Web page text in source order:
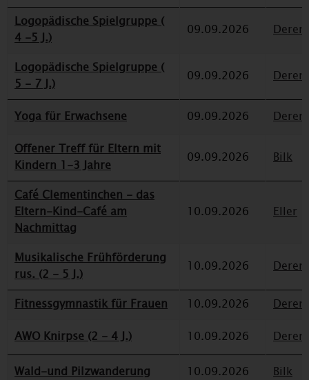
Logopädische Spielgruppe (
4 -5 J.)
09.09.2026
Logopädische Spielgruppe (
5 - 7 J.)
09.09.2026
Yoga für Erwachsene 09.09.2026
Offener Treff für Eltern mit
Kindern 1-3 Jahre
09.09.2026 Bilk
Café Clementinchen - das
Eltern-Kind-Café am
Nachmittag
10.09.2026 Eller
Musikalische Frühförderung
rus. (2 - 5 J.)
10.09.2026
Fitnessgymnastik für Frauen 10.09.2026
AWO Knirpse (2 - 4 J.)
10.09.2026
Wald-und Pilzwanderung 10.09.2026
Bilk